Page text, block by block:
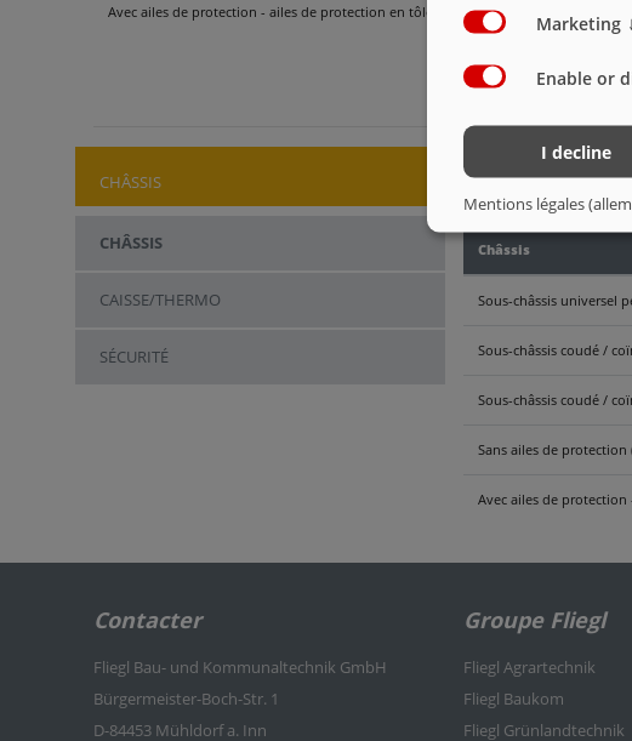
Avec ailes de protection - ailes de protection en tôle gaufrée aluminium pour essieu
CHÂSSIS
CHÂSSIS
CAISSE/THERMO
SÉCURITÉ
ASW
Châssis
Sous-châssis universel
Sous-châssis coudé /
Sous-châssis coudé /
Sans ailes de
Avec ailes de
Contacter
Fliegl Bau- und Kommunaltechnik GmbH
Bürgermeister-Boch-Str. 1
D-84453 Mühldorf a. Inn
Groupe Fliegl
Fliegl Agrartechnik
Fliegl Baukom
Fliegl Grünlandtechnik
Marketing
Enable or
I decline
Mentions légales